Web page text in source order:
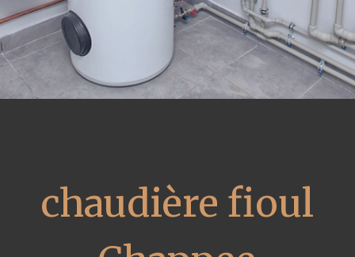
chaudière fioul